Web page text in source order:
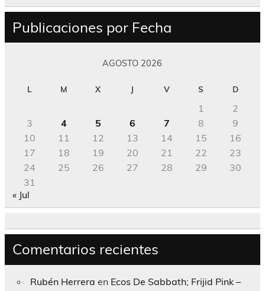
Publicaciones por Fecha
AGOSTO 2026
L M X J V S D
1
2
3
4 5 6 7 8
9
10
11 12 13 14 15
16
17
18 19 20 21 22
23
24
25 26 27 28 29
30
31
« Jul
Comentarios recientes
Rubén Herrera en Ecos De Sabbath; Frijid Pink –